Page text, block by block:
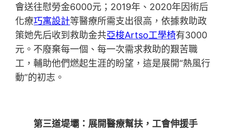
會送往慰勞金6000元；2019年、2020年因術后
化療巧寓設計等醫療所需支出很高，依據救助政
策她先后收到救助金共亞梭Artso工學椅有3000
元。不廢棄每一個、每一次需求救助的艱苦職
工，輔助他們燃起生涯的盼望，這是展開“熱風行
動”的初志。
第三道堤壩：展開醫療幫扶，工會伸援手